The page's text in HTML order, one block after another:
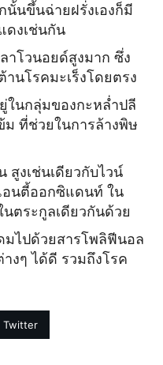
นั้นขึ้นฉ่ายฝรั่งเองก็มี
ดงเช่นกัน
าโวนอยด์สูงมาก ซึ่ง
นโรคมะเร็งโดยตรง
ในกลุ่มของกะหล่ำปลี
ม ที่ช่วยในการล้างพิษ
สูงเช่นเดียวกับไวน์
นตี้ออกซิแดนท์ ใน
ตระกูลเดียวกันด้วย
มไปด้วยสารโพลิฟีนอล
งๆ ได้ดี รวมถึงโรค
Twitter